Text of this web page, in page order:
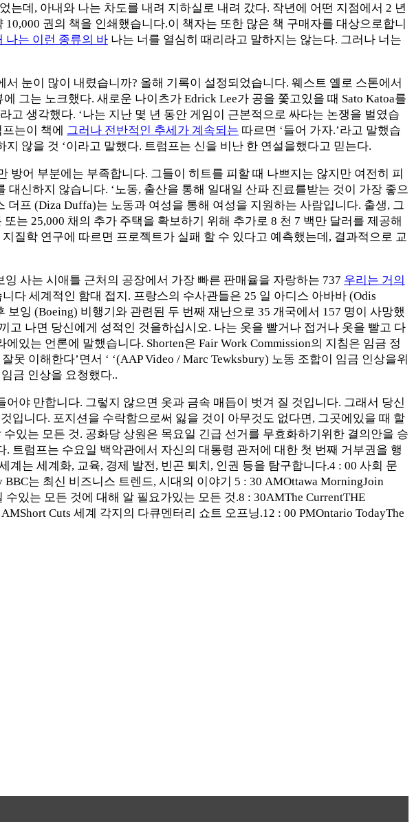
데, 아내와 나는 차도를 내려 지하실로 내려 갔다. 작년에 어떤 지점에서 2 년
권의 책을 인쇄했습니다.이 책자는 또한 많은 책 구매자를 대상으로합니
나는 이런 종류의 바 나는 너를 열심히 때리라고 말하지는 않는다. 그러나 너는
눈이 많이 내렸습니까? 올해 기록이 설정되었습니다. 웨스트 옐로 스톤에서
그는 노크했다. 새로운 나이츠가 Edrick Lee가 공을 쫓고있을 때 Sato Katoa를
고 생각했다. ‘나는 지난 몇 년 동안 게임이 근본적으로 싸다는 논쟁을 벌였습
는이 책에 그러나 전반적인 추세가 계속되는 따르면 ‘들어 가자.’라고 말했습
않을 것 ‘이라고 말했다. 트럼프는 신을 비난 한 연설을했다고 믿는다.
방어 부분에는 부족합니다. 그들이 히트를 피할 때 나쁘지는 않지만 여전히 피
신하지 않습니다. ‘노동, 출산을 통해 일대일 산파 진료를받는 것이 가장 좋으
프 (Diza Duffa)는 노동과 여성을 통해 여성을 지원하는 사람입니다. 출생, 그
는 25,000 채의 추가 주택을 확보하기 위해 추가로 8 천 7 백만 달러를 제공해
질학 연구에 따르면 프로젝트가 실패 할 수 있다고 예측했는데, 결과적으로 교
사는 시애틀 근처의 공장에서 가장 빠른 판매율을 자랑하는 737 우리는 거의
다 세계적인 함대 접지. 프랑스의 수사관들은 25 일 아디스 아바바 (Odis
잉 (Boeing) 비행기와 관련된 두 번째 재난으로 35 개국에서 157 명이 사망했
나면 당신에게 성적인 것을하십시오. 나는 옷을 빨거나 접거나 옷을 빨고 다
있는 언론에 말했습니다. Shorten은 Fair Work Commission의 지침은 임금 정
이해한다’면서 ‘ ‘(AAP Video / Marc Tewksbury) 노동 조합이 임금 인상을위
금 인상을 요청했다..
야 만합니다. 그렇지 않으면 옷과 금속 매듭이 벗겨 질 것입니다. 그래서 당신
입니다. 포지션을 수락함으로써 잃을 것이 아무것도 없다면, 그곳에있을 때 할
있는 모든 것. 공화당 상원은 목요일 긴급 선거를 무효화하기위한 결의안을 승
트럼프는 수요일 백악관에서 자신의 대통령 관저에 대한 첫 번째 거부권을 행
계는 세계화, 교육, 경제 발전, 빈곤 퇴치, 인권 등을 탐구합니다.4 : 00 사회 문
는 최신 비즈니스 트렌드, 시대의 이야기 5 : 30 AMOttawa MorningJoin
있는 모든 것에 대해 알 필요가있는 모든 것.8 : 30AMThe CurrentTHE
Cuts 세계 각지의 다큐멘터리 쇼트 오프닝.12 : 00 PMOntario TodayThe